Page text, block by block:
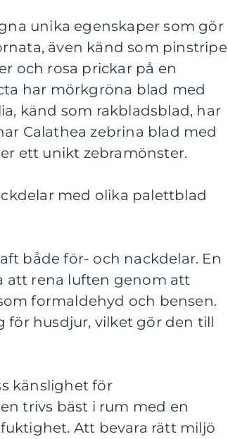
unika egenskaper som gör
även känd som pinstripe
och rosa prickar på en
har mörkgröna blad med
känd som rakbladsblad, har
Calathea zebrina blad med
ett unikt zebramönster.
med olika palettblad
både för- och nackdelar. En
att rena luften genom att
formaldehyd och bensen.
för husdjur, vilket gör den till
känslighet för
trivs bäst i rum med en
Att bevara rätt miljö